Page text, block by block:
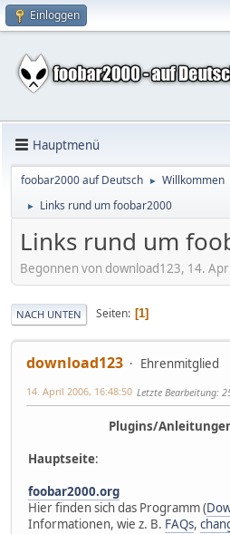
Einloggen
Hauptmenü
foobar2000 auf Deutsch ► Willkommen
► Links rund um foobar2000
Links rund um
Begonnen von download123, 14.
NACH UNTEN Seiten 1
download123 Ehrenmitglied
14. April 2006, 16:48:50 Letzte Bearbeitung:
Plugins/
Hauptseite:
foobar2000.org
Hier finden sich das Programm (
Informationen, wie z. B. FAQs,